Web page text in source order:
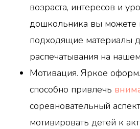
возраста, интересов и
дошкольника вы можете
подходящие материалы
распечатывания на
Мотивация. Яркое
способно привлечь
соревновательный
мотивировать детей к